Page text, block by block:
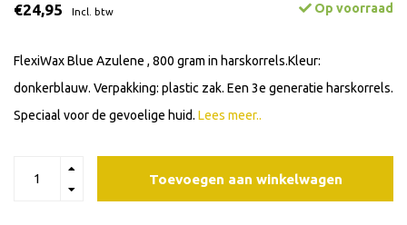
€24,95 Incl. btw Op voorraad
FlexiWax Blue Azulene , 800 gram in harskorrels.Kleur:
donkerblauw. Verpakking: plastic zak. Een 3e generatie harskorrels.
Speciaal voor de gevoelige huid. Lees meer..
Toevoegen aan winkelwagen